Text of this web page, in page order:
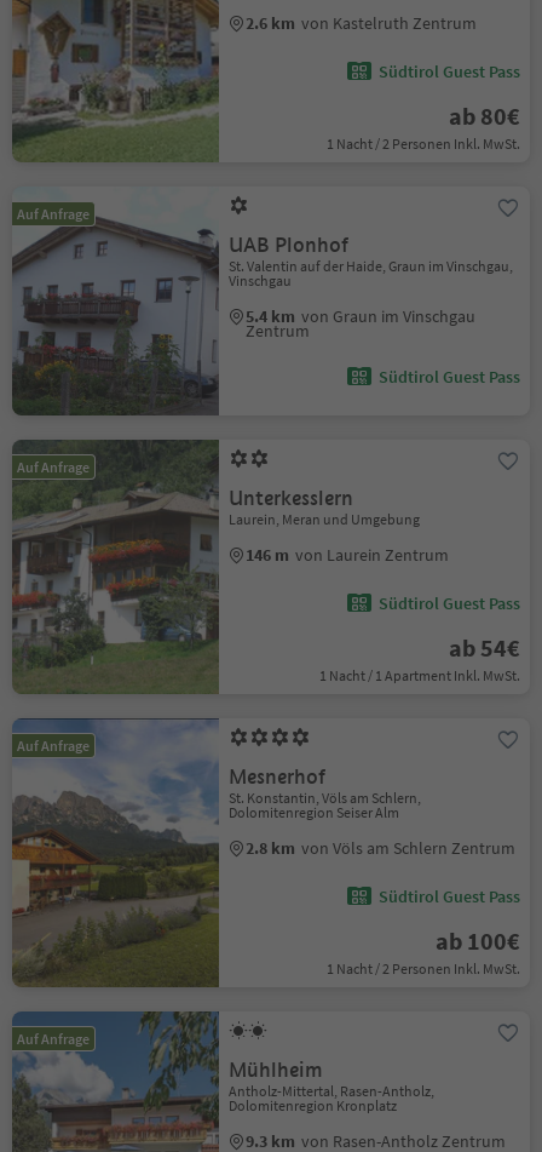
2.6 km von Kastelruth Zentrum
Südtirol Guest Pass
ab 80€
1 Nacht / 2 Personen Inkl. MwSt.
Auf Anfrage
UAB Plonhof
St. Valentin auf der Haide, Graun im Vinschgau,
Vinschgau
5.4 km von Graun im Vinschgau
Zentrum
Südtirol Guest Pass
Auf Anfrage
Unterkesslern
Laurein, Meran und Umgebung
146 m von Laurein Zentrum
Südtirol Guest Pass
ab 54€
1 Nacht / 1 Apartment Inkl. MwSt.
Auf Anfrage
Mesnerhof
St. Konstantin, Völs am Schlern,
Dolomitenregion Seiser Alm
2.8 km von Völs am Schlern Zentrum
Südtirol Guest Pass
ab 100€
1 Nacht / 2 Personen Inkl. MwSt.
Auf Anfrage
Mühlheim
Antholz-Mittertal, Rasen-Antholz,
Dolomitenregion Kronplatz
9.3 km von Rasen-Antholz Zentrum